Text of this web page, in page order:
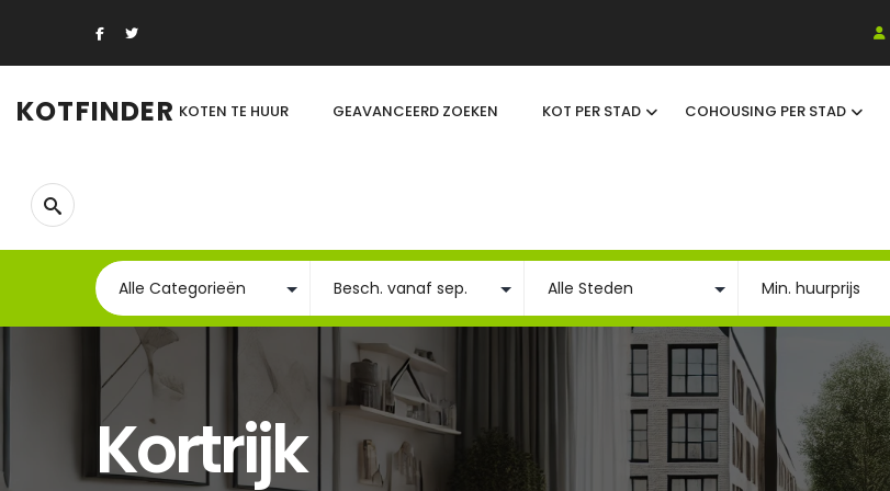
KOTFINDER KOTEN TE HUUR GEAVANCEERD ZOEKEN KOT PER STAD COHOUSING PER STAD
Kortrijk